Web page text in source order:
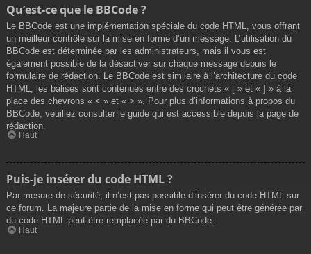
Qu’est-ce que le BBCode ?
Le BBCode est une implémentation spéciale du code HTML, vous offrant
un meilleur contrôle sur la mise en forme d’un message. L’utilisation du
BBCode est déterminée par les administrateurs, mais il vous est
également possible de la désactiver sur chaque message depuis le
formulaire de rédaction. Le BBCode est similaire à l’architecture du code
HTML, les balises sont contenues entre des crochets « [ » et « ] » à la
place des chevrons « < » et « > ». Pour plus d’informations à propos du
BBCode, veuillez consulter le guide qui est accessible depuis la page de
rédaction.
Haut
Puis-je insérer du code HTML ?
Par mesure de sécurité, il n’est pas possible d’insérer du code HTML sur
ce forum. La majeure partie de la mise en forme qui peut être générée par
du code HTML peut être remplacée par du BBCode.
Haut